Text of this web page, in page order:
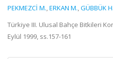
PEKMEZCİ M.,ERKAN M.,GÜBBÜK H.
Türkiye III. Ulusal Bahçe Bitkileri
Eylül 1999, ss.157-161